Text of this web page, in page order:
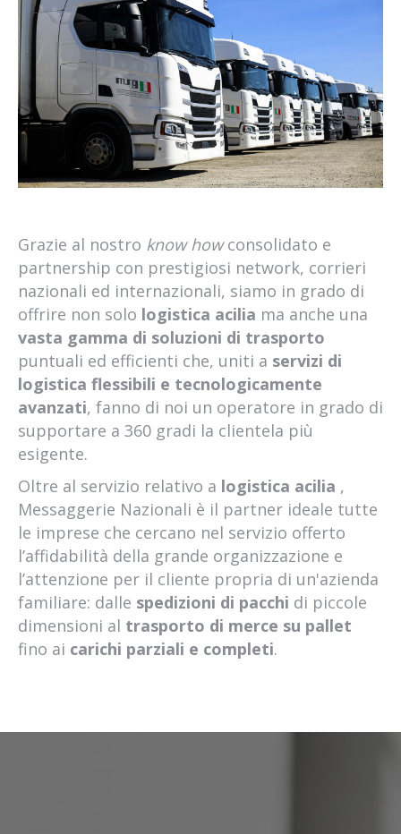
Grazie al nostro know howconsolidato e
partnership con prestigiosi network, corrieri
nazionali ed internazionali, siamo in grado di
offrire non solo logistica acilia ma anche una
vasta gamma di soluzioni di trasporto
puntuali ed efficienti che, uniti a servizi di
logistica flessibili e tecnologicamente
avanzati, fanno di noi un operatore in grado di
supportare a 360 gradi la clientela più
esigente.
Oltre al servizio relativo a logistica acilia ,
Messaggerie Nazionali è il partner ideale tutte
le imprese che cercano nel servizio offerto
l’affidabilità della grande organizzazione e
l’attenzione per il cliente propria di un'azienda
familiare: dalle spedizioni di pacchi di piccole
dimensioni al trasporto di merce su pallet
fino ai carichi parziali e completi.